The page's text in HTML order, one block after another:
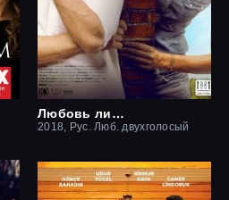
Любовь ли это?
2018, Рус. Люб. двухголосый